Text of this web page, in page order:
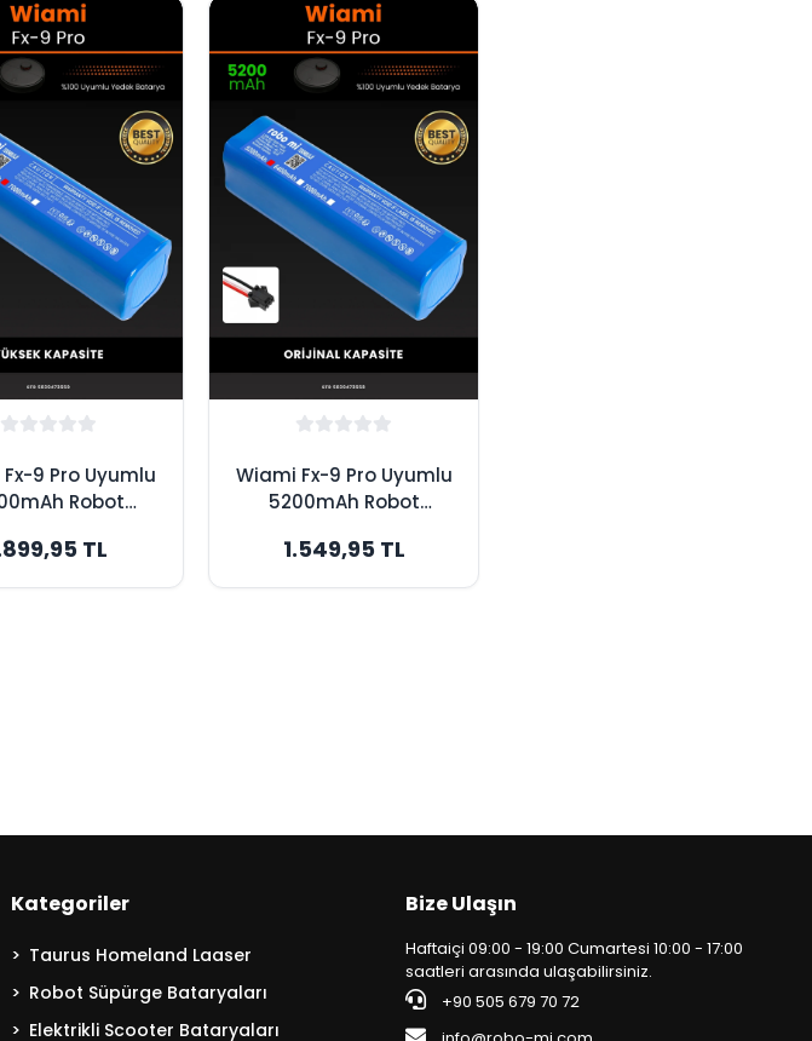
9 Pro Uyumlu
Robot
Kapasite
TL
Wiami Fx-9 Pro Uyumlu
5200mAh Robot
Orijinal Kapasite
1.549,95 TL
Kategoriler
Taurus Homeland Laaser
Robot Süpürge Bataryaları
Elektrikli Scooter Bataryaları
Bize Ulaşın
Haftaiçi 09:00 - 19:00 Cumartesi 10:00 - 17:00
saatleri arasında ulaşabilirsiniz.
+90 505 679 70 72